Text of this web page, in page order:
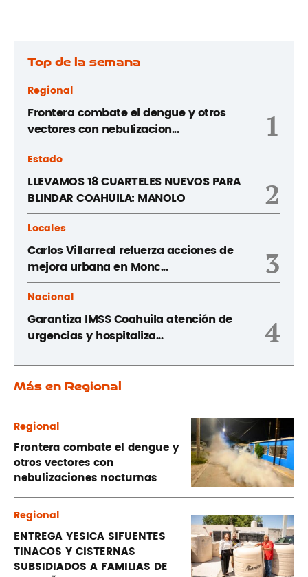
Top de la semana
Regional
Frontera combate el dengue y otros
vectores con nebulizacion...
1
Estado
LLEVAMOS 18 CUARTELES NUEVOS PARA
BLINDAR COAHUILA: MANOLO
2
Locales
Carlos Villarreal refuerza acciones de
mejora urbana en Monc...
3
Nacional
Garantiza IMSS Coahuila atención de
urgencias y hospitaliza...
4
Más en Regional
Regional
Frontera combate el dengue y
otros vectores con
nebulizaciones nocturnas
Regional
ENTREGA YESICA SIFUENTES
TINACOS Y CISTERNAS
SUBSIDIADOS A FAMILIAS DE